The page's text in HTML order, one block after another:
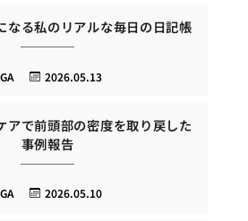
なる私のリアルな毎日の日記帳
2026.05.13
アで前頭部の密度を取り戻した
事例報告
2026.05.10